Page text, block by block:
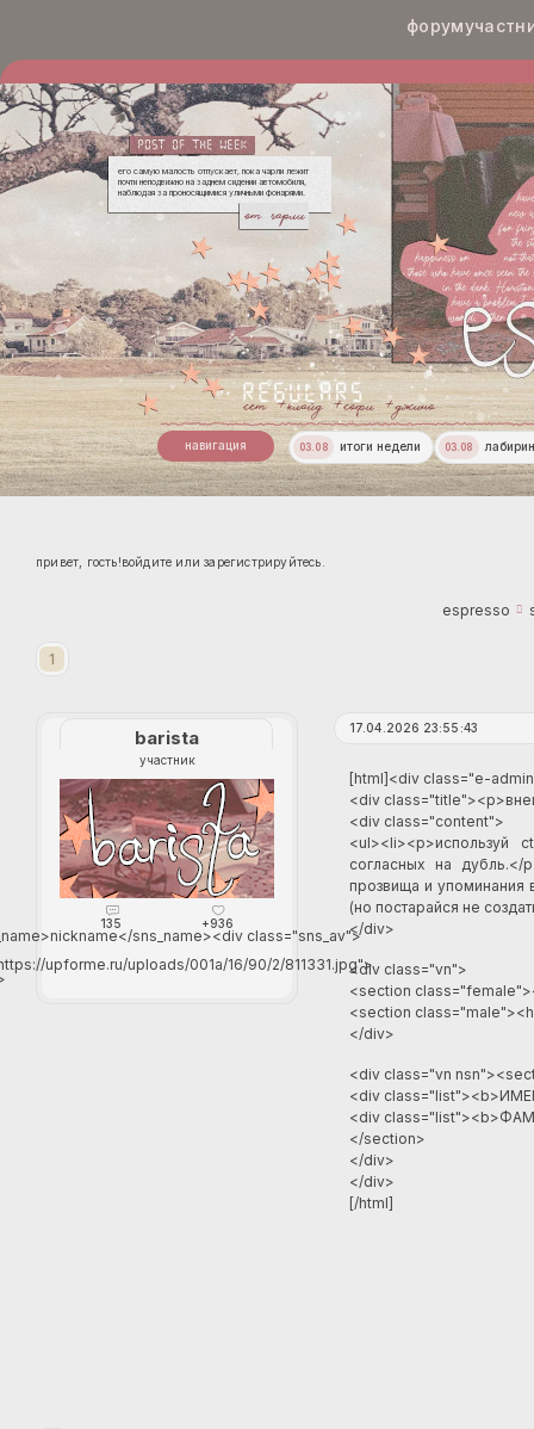
сет клайд софи джино
чарли
его самую малость отпускает, пока чарли лежит
почти неподвижно на заднем сидении автомобиля,
наблюдая за проносящимися уличными фонарями.
навигация
форум
03.08 итоги недели 03.08
привет, гость!войдите илизарегистрируйтесь
espresso
1
17.04.2026 23:55:43
barista
участник
135 +936
sns_name><div class="sns_av">
upforme.ru/uploads/001a/16/90/2/811331.jpg">
[html]<div class="e-
<div
<div class="content">
<ul><li><p>используй
согласных на дубль.</
прозвища и упоминания
(но постарайся не
</div>
<div class="vn">
<section
<section
</div>
<div class="vn
<div
<div
</section>
</div>
</div>
[/html]